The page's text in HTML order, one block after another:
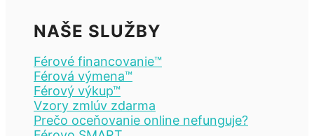
NAŠE SLUŽBY
Férové financovanie™
Férová výmena™
Férový výkup™
Vzory zmlúv zdarma
Prečo oceňovanie online nefunguje?